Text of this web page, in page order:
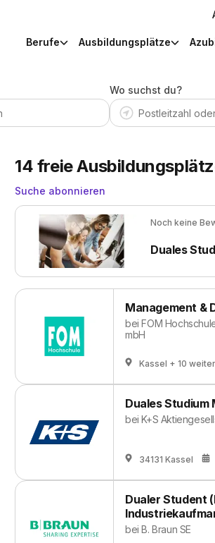
Berufe Ausbildungsplätze
Wo suchst du?
14 freie
Suche abonnieren
Noch keine
Duales
Management &
beiFOM
mbH
Kassel + 10
Duales Studium
beiK+S
34131 Kassel
Dualer Student
beiB. Braun SE